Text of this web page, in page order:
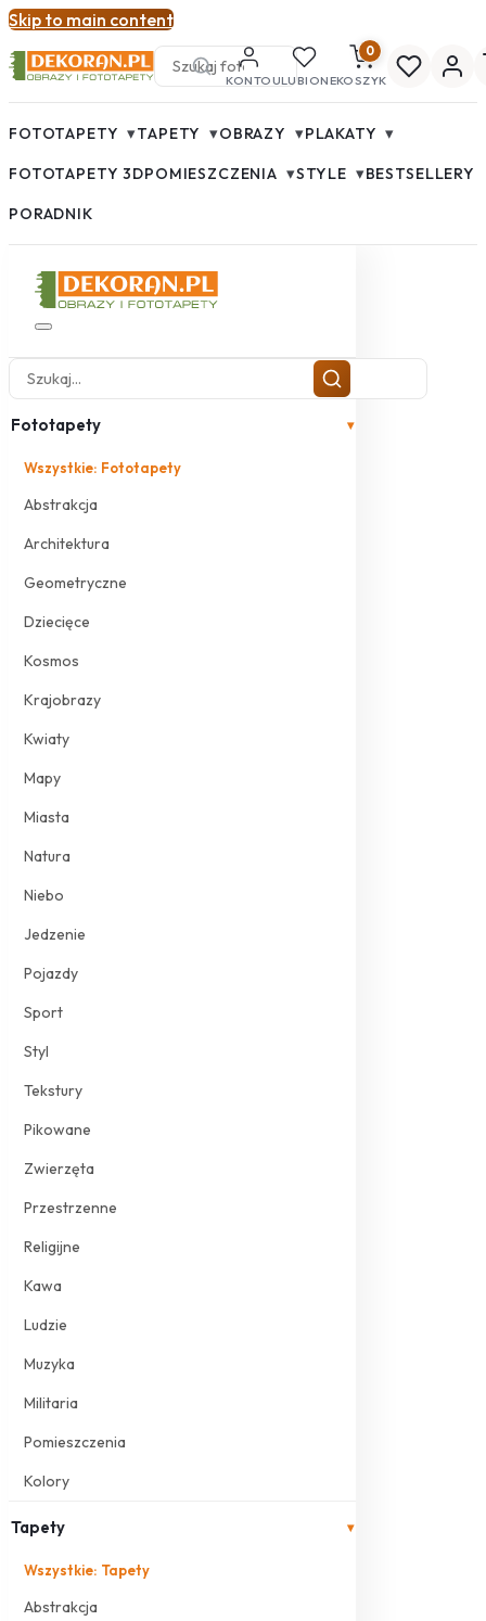
Skip to main content
KONTOULUBIONE
0
KOSZYK
FOTOTAPETY ▾TAPETY ▾OBRAZY ▾PLAKATY ▾
FOTOTAPETY 3DPOMIESZCZENIA ▾STYLE ▾BESTSELLERY
PORADNIK
Fototapety ▾
Wszystkie: Fototapety
Abstrakcja
Architektura
Geometryczne
Dziecięce
Kosmos
Krajobrazy
Kwiaty
Mapy
Miasta
Natura
Niebo
Jedzenie
Pojazdy
Sport
Styl
Tekstury
Pikowane
Zwierzęta
Przestrzenne
Religijne
Kawa
Ludzie
Muzyka
Militaria
Pomieszczenia
Kolory
Tapety ▾
Wszystkie: Tapety
Abstrakcja